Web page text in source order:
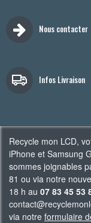
Nous contacter
Infos Livraison
Recycle mon LCD,
iPhone et Samsung
sommes joignables
81 ou via notre
18 h au 07 83 45 53
via notre formulaire